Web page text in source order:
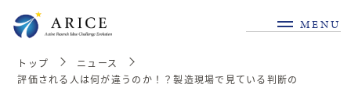
MENU
トップ
ニュース
評価される人は何が違うのか！？製造現場で見ている判断の